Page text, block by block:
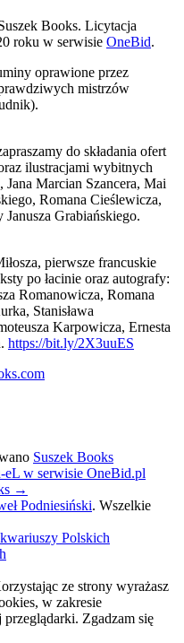
Books. Licytacja
roku w serwisie OneBid.
oprawione przez
mistrzów
do składania ofert
ilustracjami wybitnych
Marcian Szancera, Mai
Romana Cieślewicza,
Janusza Grabiańskiego.
pierwsze francuskie
po łacinie oraz autografy:
Romanowicza, Romana
Stanisława
Karpowicza, Ernesta
https://bit.ly/2X3uuES
Suszek Books
w serwisie OneBid.pl
→
Podniesiński. Wszelkie
ze strony wyrażasz
w zakresie
Zgadzam się